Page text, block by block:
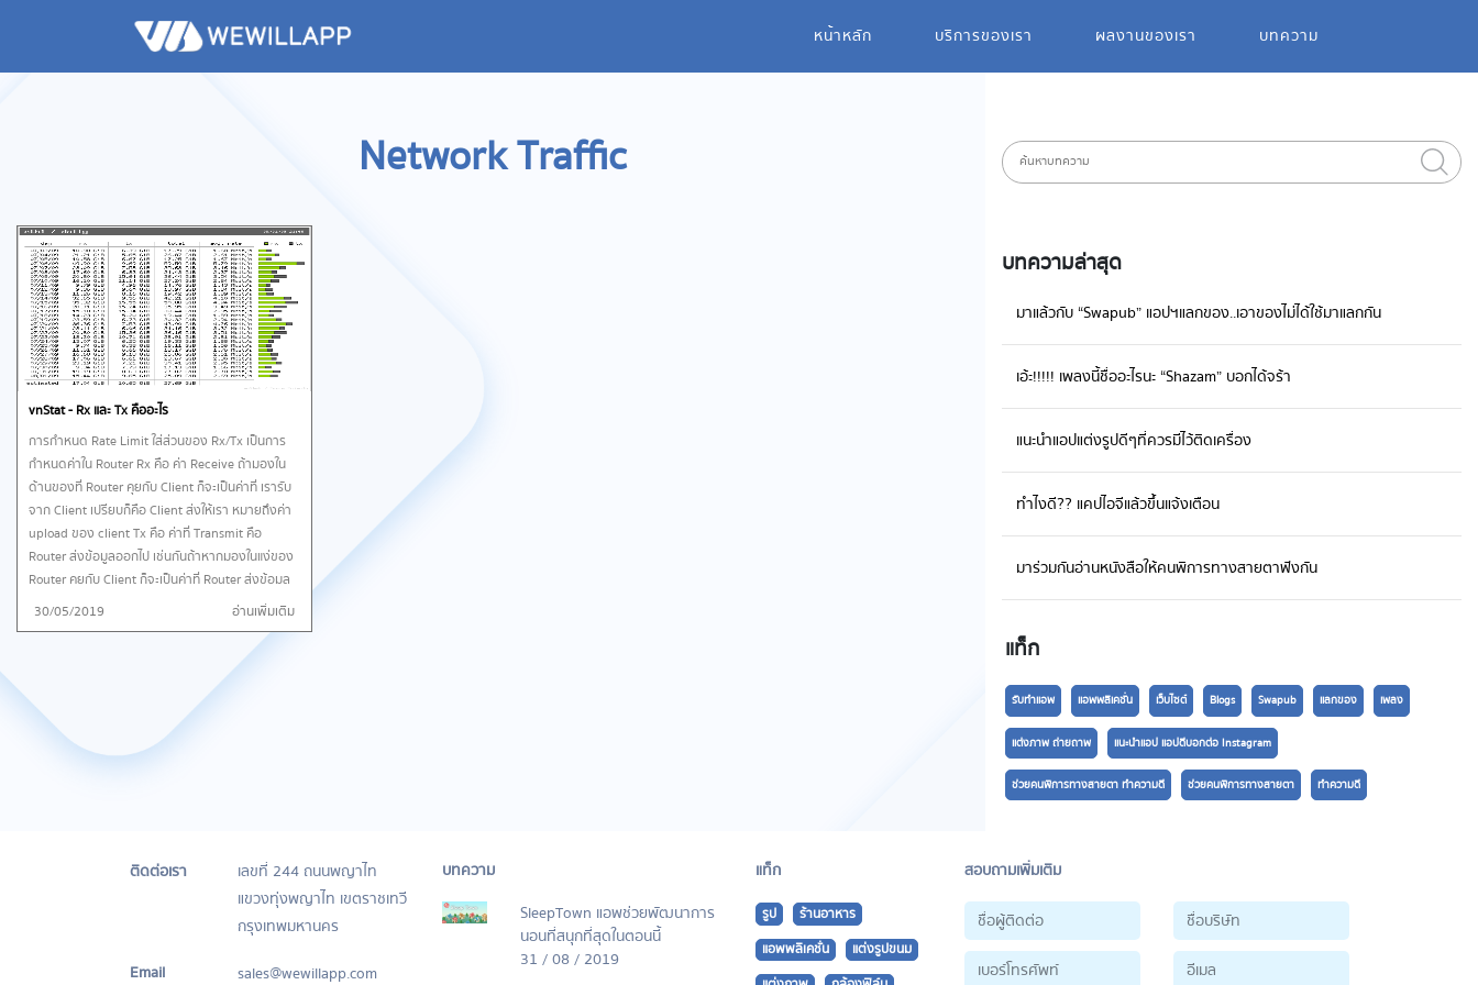
หน้าหลัก บริการของเรา ผลงานของเรา บทความ
Network Traffic
vnStat - Rx และ Tx คืออะไร
การกำหนด Rate Limit ใส่ส่วนของ Rx/Tx เป็นการ
กำหนดค่าใน Router Rx คือ ค่า Receive ถ้ามองใน
ด้านของที่ Router คุยกับ Client ก็จะเป็นค่าที่ เรารับ
จาก Client เปรียบก็คือ Client ส่งให้เรา หมายถึงค่า
upload ของ client Tx คือ ค่าที่ Transmit คือ
Router ส่งข้อมูลออกไป เช่นกันถ้าหากมองในแง่ของ
Router คุยกับ Client ก็จะเป็นค่าที่ Router ส่งข้อมูล
ให้เครื่อง Client หมายถึงค่า Download ของ Client
กลับกัน ถ้าหากมองว่า Router คุยกับ Internet ค่า
Rx ก็จะเป็น ค่าที่ Router รับข้อมูลมาจากภายนอก ค่า
Tx ก็จะเป็น ค่าที่ Router ส่งข้อมูลออกไปภายนอก
30/05/2019 อ่านเพิ่มเติม
บทความล่าสุด
มาแล้วกับ “Swapub” แอปฯแลกของ..เอาของไม่ได้ใช้มาแลกกัน
เอ้ะ!!!!! เพลงนี้ชื่ออะไรนะ “Shazam” บอกได้จร้า
แนะนำแอปแต่งรูปดีๆที่ควรมีไว้ติดเครื่อง
ทำไงดี?? แคปไอจีแล้วขึ้นแจ้งเตือน
มาร่วมกันอ่านหนังสือให้คนพิการทางสายตาฟังกัน
แท็ก
รับทำแอพ แอพพลิเคชั่น เว็บไซต์ Blogs Swapub แลกของ เพลง
แต่งภาพ ถ่ายถาพ แนะนำแอป แอปดีบอกต่อ Instagram
ช่วยคนพิการทางสายตา ทำความดี ช่วยคนพิการทางสายตา ทำความดี
ติดต่อเรา
เลขที่ 244 ถนนพญาไท
แขวงทุ่งพญาไท เขตราชเทวี
กรุงเทพมหานคร
Email
sales@wewillapp.com
บทความ
SleepTown แอพช่วยพัฒนาการ
นอนที่สนุกที่สุดในตอนนี้
31 / 08 / 2019
แท็ก
รูป
ร้านอาหาร
แอพพลิเคชั่น
แต่งรูปขนม
สอบถามเพิ่มเติม